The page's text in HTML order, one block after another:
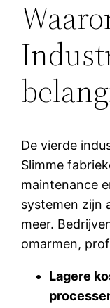
De vierde
Slimme
maintenance
systemen zijn
meer.
omarmen,
Lagere